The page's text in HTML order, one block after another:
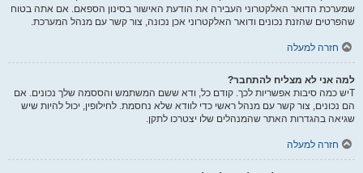
שמערכת הדואר האלקטרוני העבירה את הודעת האישור בסינון הספאם. אם אתה בטוח
שהפרטים שהזנת נכונים ודואר האלקטרוני אכן נכונה, צור קשר עם מנהל המערכת.
חזרה למעלה
למה אני לא מצליח להתחבר?
Tיש כמה סיבות אפשריות לכך. קודם כל, ודא ששם המשתמש והססמה שלך נכונים. אם
הם נכונים, צור קשר עם מנהל ראשי כדי לוודא שלא נחסמת. לחילופין, יכול להיות שיש
שגיאה בהגדרות האתר שהמנהלים שלו יצטרכו לתקן.
חזרה למעלה